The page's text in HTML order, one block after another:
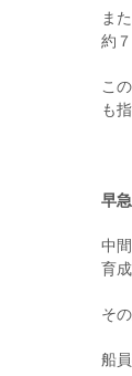
ま
約
こ
も
早
中
育
そ
船